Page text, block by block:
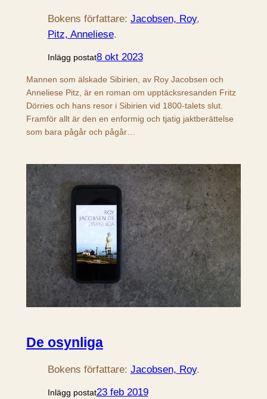
Bokens författare: Jacobsen, Roy
Pitz, Anneliese.
Inlägg postat8 okt 2023
Mannen som älskade Sibirien, av Roy Jacobsen och
Anneliese Pitz, är en roman om upptäcksresanden Fritz
Dörries och hans resor i Sibirien vid 1800-talets slut.
Framför allt är den en enformig och tjatig jaktberättelse
som bara pågår och pågår…
De osynliga
Bokens författare: Jacobsen, Roy.
Inlägg postat23 feb 2019